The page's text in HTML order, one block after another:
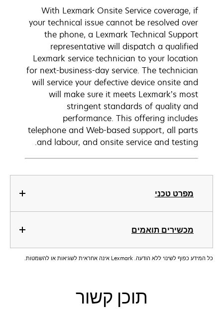
מפרט טכני
מכשירים תואמים
With Lexmark Onsite Service coverage, if
your technical issue cannot be resolved over
the phone, a Lexmark Technical Support
representative will dispatch a qualified
Lexmark service technician to your location
for next-business-day service. The technician
will service your defective device onsite and
will make sure it meets Lexmark’s most
stringent standards of quality and
performance. This offering includes
telephone and Web-based support, all parts
and labour, and onsite service and testing.
כל המידע כפוף לשינוי ללא הודעה. Lexmark אינה אחראית לשגיאות או להשמטות.
תוכן קשור